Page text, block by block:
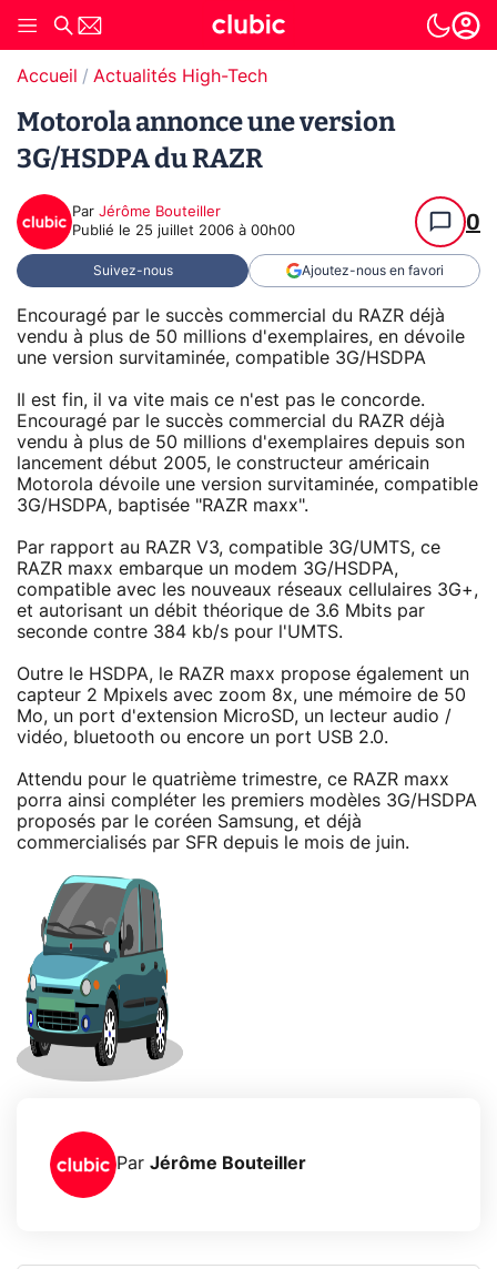
Accueil Actualités High-Tech
Motorola annonce une version
3G/HSDPA du RAZR
Par Jérôme Bouteiller
Publié le 25 juillet 2006 à 00h00 0
Suivez-nous Ajoutez-nous en favori
Encouragé par le succès commercial du RAZR déjà
vendu à plus de 50 millions d'exemplaires, en dévoile
une version survitaminée, compatible 3G/HSDPA
Il est fin, il va vite mais ce n'est pas le concorde.
Encouragé par le succès commercial du RAZR déjà
vendu à plus de 50 millions d'exemplaires depuis son
lancement début 2005, le constructeur américain
Motorola dévoile une version survitaminée, compatible
3G/HSDPA, baptisée "RAZR maxx".
Par rapport au RAZR V3, compatible 3G/UMTS, ce
RAZR maxx embarque un modem 3G/HSDPA,
compatible avec les nouveaux réseaux cellulaires 3G+,
et autorisant un débit théorique de 3.6 Mbits par
seconde contre 384 kb/s pour l'UMTS.
Outre le HSDPA, le RAZR maxx propose également un
capteur 2 Mpixels avec zoom 8x, une mémoire de 50
Mo, un port d'extension MicroSD, un lecteur audio /
vidéo, bluetooth ou encore un port USB 2.0.
Attendu pour le quatrième trimestre, ce RAZR maxx
porra ainsi compléter les premiers modèles 3G/HSDPA
proposés par le coréen Samsung, et déjà
commercialisés par SFR depuis le mois de juin.
Par Jérôme Bouteiller